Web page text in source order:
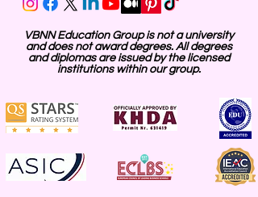
VBNN Education Group is not a university
and does not award degrees. All degrees
and diplomas are issued by the licensed
institutions within our group.